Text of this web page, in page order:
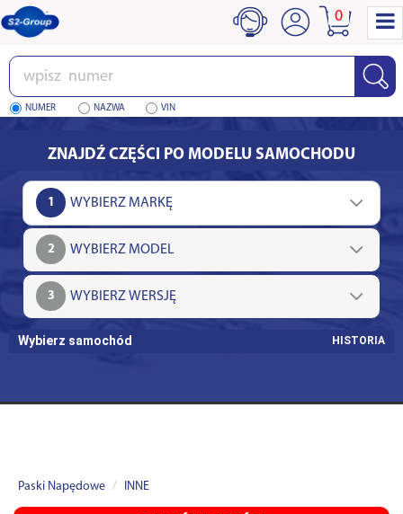
Wpisz
numer
NUMER NAZWA VIN
0
ZNAJDŹ CZĘŚCI PO MODELU SAMOCHODU
1
2
3
Wybierz samochód HISTORIA
Paski Napędowe INNE